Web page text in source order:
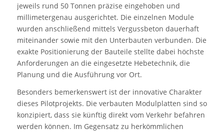
jeweils rund 50 Tonnen präzise eingehoben und
millimetergenau ausgerichtet. Die einzelnen Module
wurden anschließend mittels Vergussbeton dauerhaft
miteinander sowie mit den Unterbauten verbunden. Die
exakte Positionierung der Bauteile stellte dabei höchste
Anforderungen an die eingesetzte Hebetechnik, die
Planung und die Ausführung vor Ort.
Besonders bemerkenswert ist der innovative Charakter
dieses Pilotprojekts. Die verbauten Modulplatten sind so
konzipiert, dass sie künftig direkt vom Verkehr befahren
werden können. Im Gegensatz zu herkömmlichen